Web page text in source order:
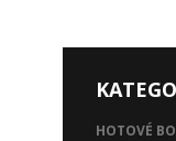
HOTOVÉ